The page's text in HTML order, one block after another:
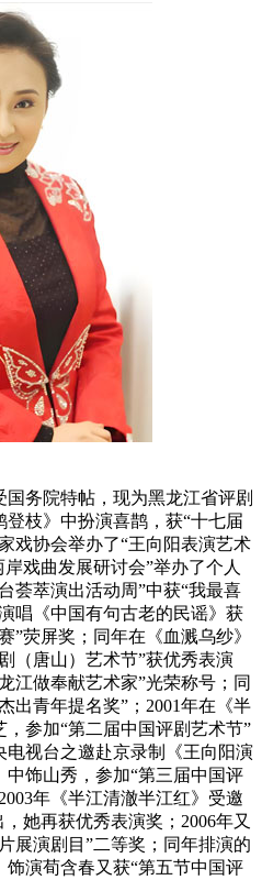
务院特帖，现为黑龙江省评剧
登枝》中扮演喜鹊，获“十七届
戏协会举办了“王向阳表演艺术
戏曲发展研讨会”举办了个人
荟萃演出活动周”中获“我最喜
唱《中国有句古老的民谣》获
”荧屏奖；同年在《血溅乌纱》
（唐山）艺术节”获优秀表演
江做奉献艺术家”光荣称号；同
出青年提名奖”；2001年在《半
参加“第二届中国评剧艺术节”
视台之邀赴京录制《王向阳演
中饰山秀，参加“第三届中国评
年《半江清澈半江红》受邀
她再获优秀表演奖；2006年又
展演剧目”二等奖；同年排演的
演荀含春又获“第五节中国评